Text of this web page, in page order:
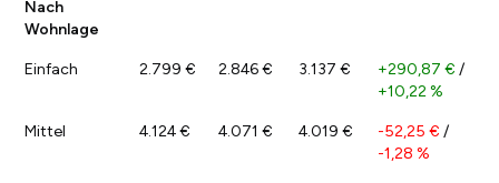
Nach
Wohnlage
Einfach 2.799 € 2.846 € 3.137 € +290,87 € /
+10,22 %
Mittel 4.124 € 4.071 € 4.019 € -52,25 € /
-1,28 %